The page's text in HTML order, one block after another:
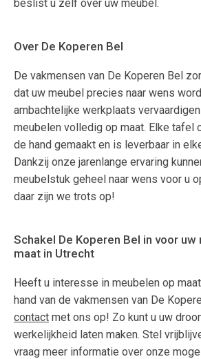
beslist u zelf over uw meubel.
Over De Koperen Bel
De vakmensen van De Koperen Bel
dat uw meubel precies naar wens
ambachtelijke werkplaats
meubelen volledig op maat. Elke tafel
de hand gemaakt en is leverbaar in
Dankzij onze jarenlange ervaring
meubelstuk geheel naar wens voor u
daar zijn we trots op!
Schakel De Koperen Bel in voor uw
maat in Utrecht
Heeft u interesse in meubelen op
hand van de vakmensen van De
contact met ons op! Zo kunt u uw
werkelijkheid laten maken. Stel
vraag meer informatie over onze